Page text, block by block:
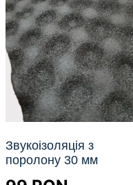
Звукоізоляція з
поролону 30 мм